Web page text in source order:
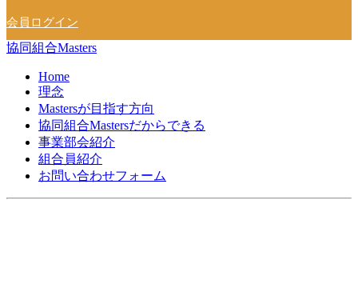
会員ログイン
協同組合Masters
Home
理念
Mastersが目指す方向
協同組合Mastersだからできる
事業部会紹介
組合員紹介
お問い合わせフォーム